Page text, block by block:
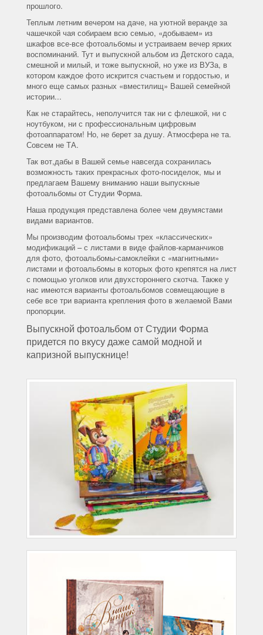
прошлого.
Теплым летним вечером на даче, на уютной веранде за
чашечкой чая собираем всю семью, «добываем» из
шкафов все-все фотоальбомы и устраиваем вечер ярких
воспоминаний. Тут и выпускной альбом из Детского сада,
смешной и милый, и тоже выпускной, но уже из ВУЗа, в
котором каждое фото искрится счастьем и гордостью, и
много еще самых разных «вместилищ» Вашей семейной
истории...
Как не старайтесь, неполучится так ни с флешкой, ни с
ноутбуком, ни с профессиональным цифровым
фотоаппаратом! Но, не берет за душу. Атмосфера не та.
Совсем не ТА.
Так вот,дабы в Вашей семье навсегда сохранилась
возможность таких прекрасных фото-посиделок, мы и
предлагаем Вашему вниманию наши выпускные
фотоальбомы от Студии Форма.
Наша продукция представлена более чем двумястами
видами вариантов.
Мы производим фотоальбомы трех «классических»
модификаций – с листами в виде файлов-карманчиков
для фото, фотоальбомы-самоклейки с «магнитными»
листами и фотоальбомы в которых фото крепятся на лист
с помощью уголков или двухстороннего скотча. Также у
нас имеются варианты фотоальбомов совмещающие в
себе все три варианта крепления фото в желаемой Вами
пропорции.
Выпускной фотоальбом от Студии Форма
придется по вкусу даже самой модной и
капризной выпускнице!